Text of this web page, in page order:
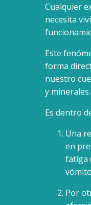
Cualquier
necesita
Este
forma
nuestro
y minerales.
Es dentro
Una
en
fatiga
Por